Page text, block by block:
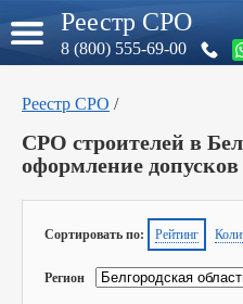
Реестр СРО
8 (800) 555-69-00
Реестр СРО /
СРО строителей в
оформление
Сортировать по: Рейтинг
Регион